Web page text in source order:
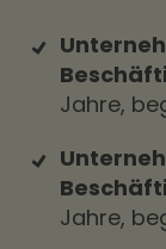
Jahre,
Jahre,